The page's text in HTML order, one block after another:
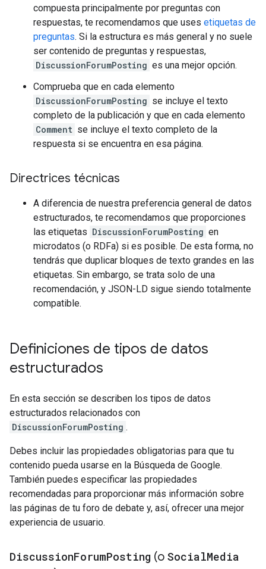
compuesta principalmente por preguntas con
respuestas, te recomendamos que uses etiquetas de
preguntas. Si la estructura es más general y no suele
ser contenido de preguntas y respuestas,
DiscussionForumPosting es una mejor opción.
Comprueba que en cada elemento
DiscussionForumPosting se incluye el texto
completo de la publicación y que en cada elemento
Comment se incluye el texto completo de la
respuesta si se encuentra en esa página.
Directrices técnicas
A diferencia de nuestra preferencia general de datos
estructurados, te recomendamos que proporciones
las etiquetas DiscussionForumPosting en
microdatos (o RDFa) si es posible. De esta forma, no
tendrás que duplicar bloques de texto grandes en las
etiquetas. Sin embargo, se trata solo de una
recomendación, y JSON-LD sigue siendo totalmente
compatible.
Definiciones de tipos de datos
estructurados
En esta sección se describen los tipos de datos
estructurados relacionados con
DiscussionForumPosting .
Debes incluir las propiedades obligatorias para que tu
contenido pueda usarse en la Búsqueda de Google.
También puedes especificar las propiedades
recomendadas para proporcionar más información sobre
las páginas de tu foro de debate y, así, ofrecer una mejor
experiencia de usuario.
DiscussionForumPosting (o SocialMedia